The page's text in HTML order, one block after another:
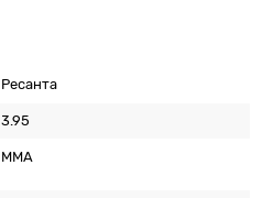
Ресанта
3.95
MMA